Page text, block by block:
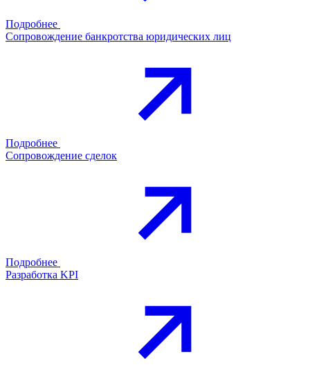
Подробнее
Сопровождение банкротства юридических лиц
Подробнее
Сопровождение сделок
Подробнее
Разработка KPI